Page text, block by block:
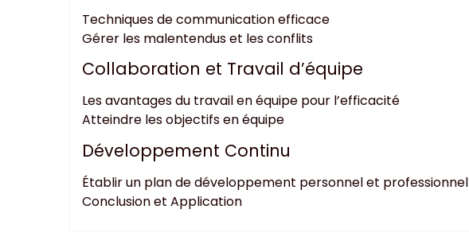
Techniques de communication efficace
Gérer les malentendus et les conflits
Collaboration et Travail d’équipe
Les avantages du travail en équipe pour l’efficacité
Atteindre les objectifs en équipe
Développement Continu
Établir un plan de développement personnel et professionnel
Conclusion et Application